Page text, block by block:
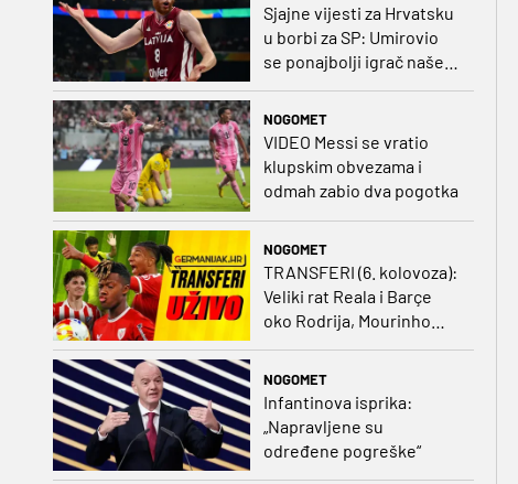
Sjajne vijesti za Hrvatsku
u borbi za SP: Umirovio
se ponajbolji igrač našeg
NOGOMET
VIDEO Messi se vratio
klupskim obvezama i
odmah zabio dva pogotka
NOGOMET
TRANSFERI (6. kolovoza):
Veliki rat Reala i Barçe
oko Rodrija, Mourinho
nagovorio Viniciusa na
NOGOMET
Infantinova isprika:
„Napravljene su
određene pogreške“